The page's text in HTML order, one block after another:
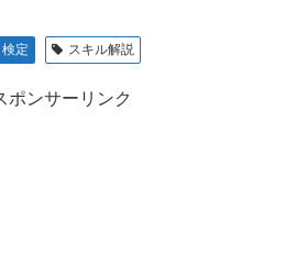
定 スキル解説
ポンサーリンク